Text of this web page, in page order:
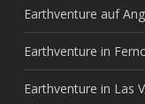
Earthventure auf
Earthventure in
Earthventure in Las